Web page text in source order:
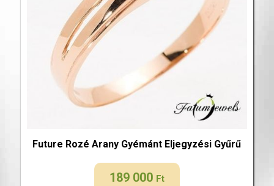
Future Rozé Arany Gyémánt Eljegyzési Gyűrű
189 000 Ft